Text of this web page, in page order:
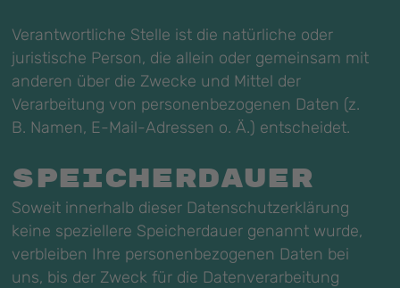
Verantwortliche Stelle ist die natürliche oder
juristische Person, die allein oder gemeinsam mit
anderen über die Zwecke und Mittel der
Verarbeitung von personenbezogenen Daten (z.
B. Namen, E-Mail-Adressen o. Ä.) entscheidet.
Speicherdauer
Soweit innerhalb dieser Datenschutzerklärung
keine speziellere Speicherdauer genannt wurde,
verbleiben Ihre personenbezogenen Daten bei
uns, bis der Zweck für die Datenverarbeitung